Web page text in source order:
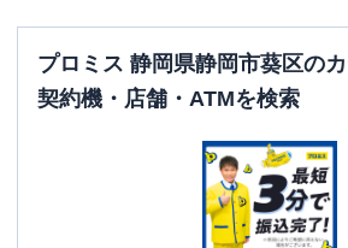
プロミス 静岡県静岡市葵区の
契約機・店舗・ATMを検索